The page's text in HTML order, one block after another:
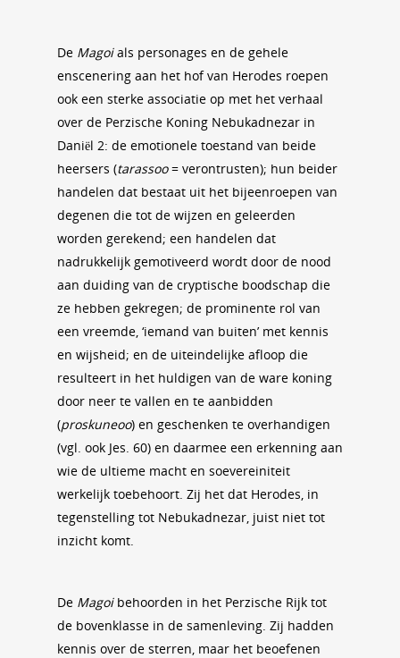
De Magoials personages en de gehele
enscenering aan het hof van Herodes roepen
ook een sterke associatie op met het verhaal
over de Perzische Koning Nebukadnezar in
Daniël 2: de emotionele toestand van beide
heersers (tarassoo= verontrusten); hun beider
handelen dat bestaat uit het bijeenroepen van
degenen die tot de wijzen en geleerden
worden gerekend; een handelen dat
nadrukkelijk gemotiveerd wordt door de nood
aan duiding van de cryptische boodschap die
ze hebben gekregen; de prominente rol van
een vreemde, ‘iemand van buiten’ met kennis
en wijsheid; en de uiteindelijke afloop die
resulteert in het huldigen van de ware koning
door neer te vallen en te aanbidden
(proskuneoo) en geschenken te overhandigen
(vgl. ook Jes. 60) en daarmee een erkenning aan
wie de ultieme macht en soevereiniteit
werkelijk toebehoort. Zij het dat Herodes, in
tegenstelling tot Nebukadnezar, juist niet tot
inzicht komt.
De Magoibehoorden in het Perzische Rijk tot
de bovenklasse in de samenleving. Zij hadden
kennis over de sterren, maar het beoefenen